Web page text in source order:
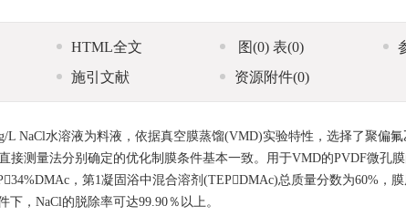
HTML全文 图(0) 表(0)
施引文献 资源附件(0)
L NaCl水溶液为料液，依据真空膜蒸馏(VMD)实验特性，选择了聚偏
接测量法分别确定的优化制膜条件基本一致。用于VMD的PVDF微孔
，第1凝固浴中混合溶剂(TEPDMAc)总质量分数为60%，
下，NaCl的脱除率可达99.90％以上。